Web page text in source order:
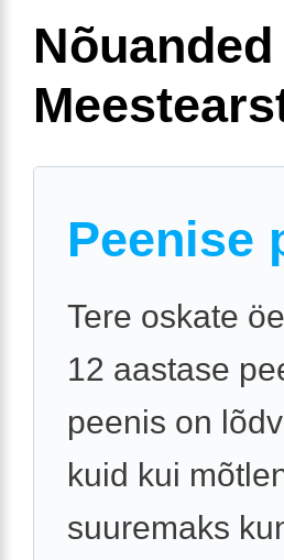
Peenise
Tere oskate
12 aastase
peenis on
kuid kui
suuremaks